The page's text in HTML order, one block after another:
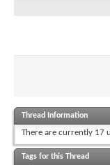
Thread Information
There are currently 17
Tags for this Thread